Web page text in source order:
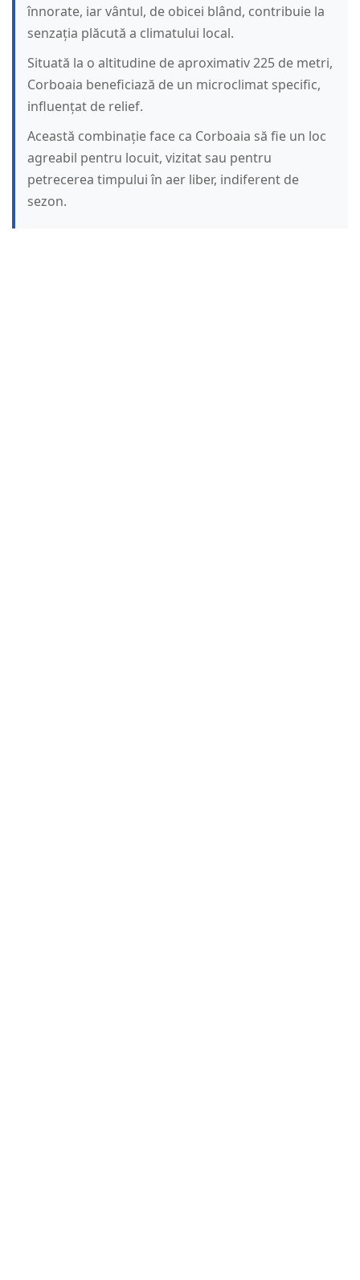
înnorate, iar vântul, de obicei blând, contribuie la
senzația plăcută a climatului local.
Situată la o altitudine de aproximativ 225 de metri,
Corboaia beneficiază de un microclimat specific,
influențat de relief.
Această combinație face ca Corboaia să fie un loc
agreabil pentru locuit, vizitat sau pentru
petrecerea timpului în aer liber, indiferent de
sezon.